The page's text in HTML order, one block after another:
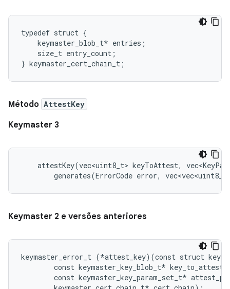
typedef struct {
    keymaster_blob_t* entries;
    size_t entry_count;
Método AttestKey
Keymaster 3
attestKey(vec<uint8_t> keyToAttest,
generates(ErrorCode error,
Keymaster 2 e versões anteriores
keymaster_error_t (*attest_key)(const struct
        const keymaster_key_blob_t* key_to_attest,
const keymaster_key_param_set_t*